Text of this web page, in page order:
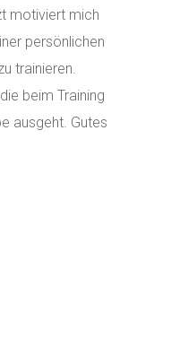
motiviert mich
persönlichen
trainieren.
beim Training
ausgeht. Gutes